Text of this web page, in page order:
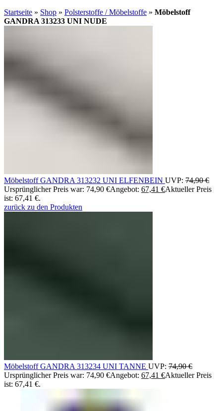
Startseite » Shop » Polsterstoffe / Möbelstoffe » Möbelstoff
GANDRA 313233 UNI NUDE
Möbelstoff GANDRA 313232 UNI ELFENBEIN UVP: 74,90€
Ursprünglicher Preis war: 74,90 €Angebot: 67,41 €Aktueller Preis
ist: 67,41 €.
zurück zu den Produkten
Möbelstoff GANDRA 313234 UNI TANNE UVP: 74,90€
Ursprünglicher Preis war: 74,90 €Angebot: 67,41 €Aktueller Preis
ist: 67,41 €.